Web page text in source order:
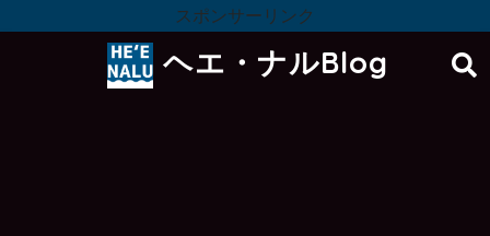
スポンサーリンク
ヘエ・ナルBlog